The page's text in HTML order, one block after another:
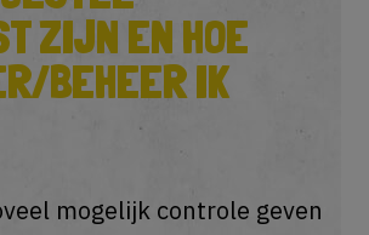
ZIJN EN HOE
BEHEER IK
mogelijk controle geven